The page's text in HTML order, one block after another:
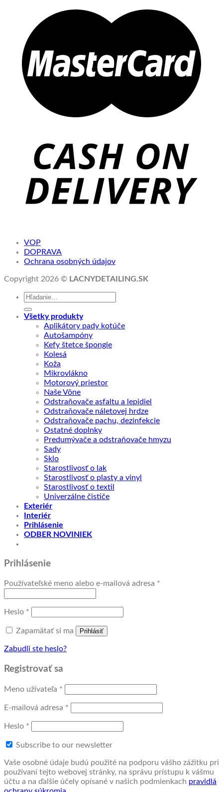
VOP
DOPRAVA
Ochrana osobných údajov
Copyright 2026 © LACNYDETAILING.SK
Hľadať:
Všetky produkty
Aplikátory pady kotúče
Autošampóny
Kefy štetce špongie
Kolesá
Koža
Mikrovlákno
Motorový priestor
Naše Vône
Odstraňovače asfaltu a lepidiel
Odstraňovače náletovej hrdze
Odstraňovače pachu, dezinfekcie
Ostatné doplnky
Predumývače a odstraňovače hmyzu
Sady
Sklo
Starostlivosť o lak
Starostlivosť o plasty a vinyl
Starostlivosť o textil
Univerzálne čističe
Exteriér
Interiér
Prihlásenie
ODBER NOVINIEK
Prihlásenie
Používateľské meno alebo e-mailová adresa *
Heslo *
Zapamätať si ma Prihlásiť
Zabudli ste heslo?
Registrovať sa
Meno užívateľa *
E-mailová adresa *
Heslo *
Subscribe to our newsletter
Vaše osobné údaje budú použité na podporu vášho zážitku pri
používaní tejto webovej stránky, na správu prístupu k vášmu
účtu a na ďalšie účely opísané v našich podmienkach pravidlá